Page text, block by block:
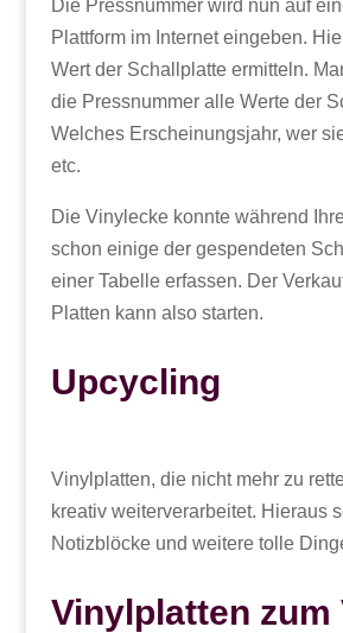
Die Pressnummer wird nun auf
Plattform im Internet eingeben.
Wert der Schallplatte ermitteln.
die Pressnummer alle Werte der
Welches Erscheinungsjahr, wer
etc.
Die Vinylecke konnte während
schon einige der gespendeten
einer Tabelle erfassen. Der
Platten kann also starten.
Upcycling
Vinylplatten, die nicht mehr zu
kreativ weiterverarbeitet. Hieraus
Notizblöcke und weitere tolle
Vinylplatten zum